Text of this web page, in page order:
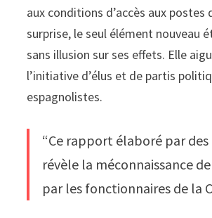
aux conditions d’accès aux
surprise, le seul élément nouveau
sans illusion sur ses effets. Elle
l’initiative d’élus et de partis
espagnolistes.
“Ce rapport élaboré par
révèle la méconnaissance de
par les fonctionnaires de la